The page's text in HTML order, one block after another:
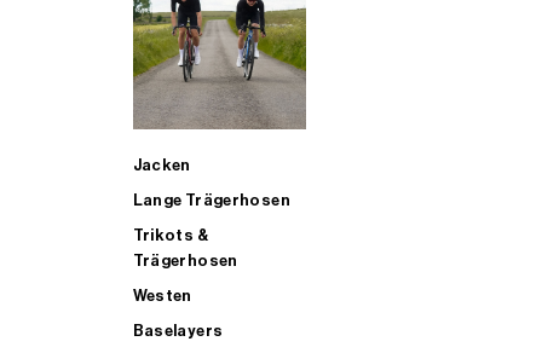
Jacken
Lange Trägerhosen
Trikots &
Trägerhosen
Westen
Baselayers
ALLE TRIATHLONARTIKEL FÜR MÄNNER KAUFEN